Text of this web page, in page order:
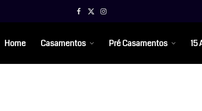
Facebook
X
Instagram
Home Casamentos Pré Casamentos 15